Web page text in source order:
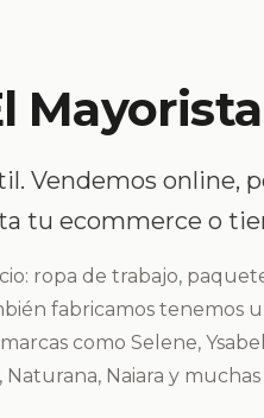
Vendemos online,
tu ecommerce o
ropa de trabajo,
fabricamos tenemos
como Selene,
Naiara y muchas